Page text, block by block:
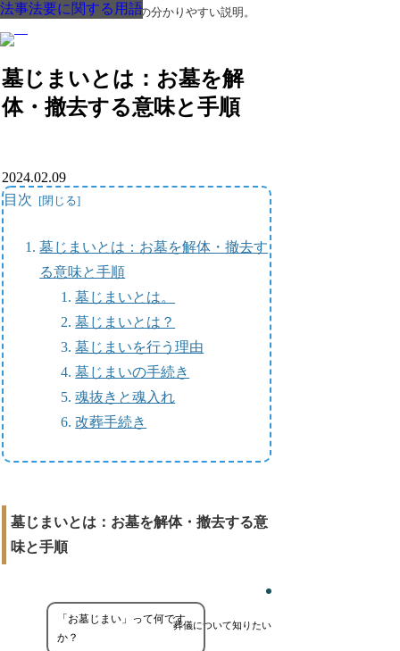
葬儀・葬式・法要についての分かりやすい説明。
墓じまいとは：お墓を解
体・撤去する意味と手順
法事法要に関する用語
2024.02.09
目次
墓じまいとは：お墓を解体・撤去す
る意味と手順
墓じまいとは。
墓じまいとは？
墓じまいを行う理由
墓じまいの手続き
魂抜きと魂入れ
改葬手続き
墓じまいとは：お墓を解体・撤去する意
味と手順
葬儀について知りたい
「お墓じまい」って何です
か？
法事法要に関する用語
法事法要に関する用語
法事法要に関する用語
法事法要に関する用語
法事法要に関する用語
法事法要に関する用語